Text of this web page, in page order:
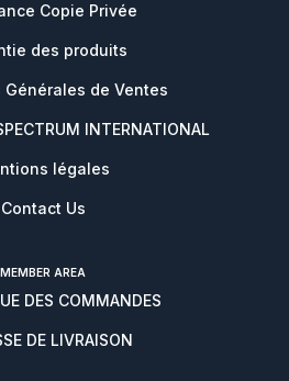
Copie Privée
des produits
Générales de Ventes
INTERNATIONAL
légales
Contact Us
MEMBER AREA
DES COMMANDES
DE LIVRAISON